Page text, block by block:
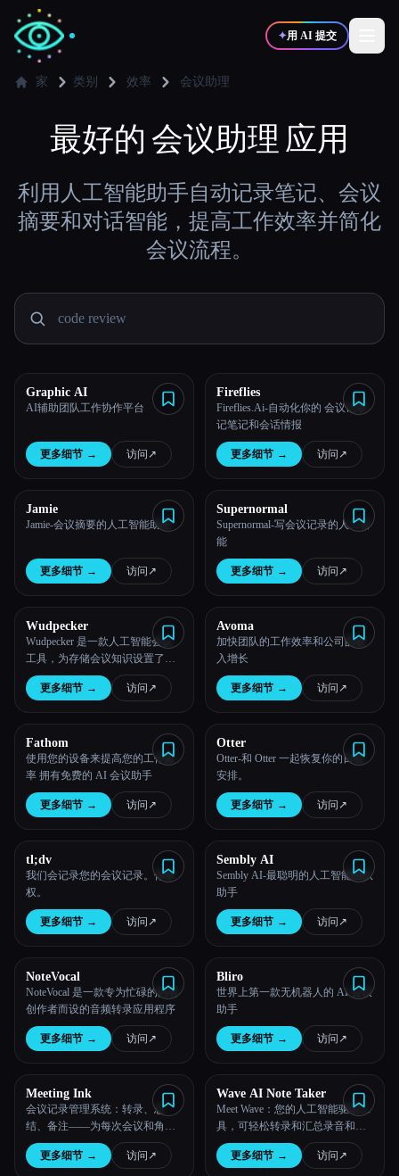
✦用 AI 提交
写作者 🎨设计师
💻开发者 📈营销
🎬创作者
博客
比较工具
家 类别 效率 会议助理
最好的 会议助理 应用
利用人工智能助手自动记录笔记、会议
摘要和对话智能，提高工作效率并简化
会议流程。
Graphic AI
AI辅助团队工作协作平台
更多细节 → 访问 ↗︎
Fireflies
Fireflies.Ai-自动化你的 会议记录-
记笔记和会话情报
更多细节 → 访问 ↗︎
Jamie
Jamie-会议摘要的人工智能助理
更多细节 → 访问 ↗︎
Supernormal
Supernormal-写会议记录的人工智
能
更多细节 → 访问 ↗︎
Wudpecker
Wudpecker 是一款人工智能会议
工具，为存储会议知识设置了新
的默认值。 从 Zoom、Google
Meet、Microsoft Teams 获取摘
更多细节 → 访问 ↗︎
Avoma
加快团队的工作效率和公司的收
入增长
更多细节 → 访问 ↗︎
Fathom
使用您的设备来提高您的工作效
率 拥有免费的 AI 会议助手
更多细节 → 访问 ↗︎
Otter
Otter-和 Otter 一起恢复你的日程
安排。
更多细节 → 访问 ↗︎
tl;dv
我们会记录您的会议记录。你掌
权。
更多细节 → 访问 ↗︎
Sembly AI
Sembly AI-最聪明的人工智能团队
助手
更多细节 → 访问 ↗︎
NoteVocal
NoteVocal 是一款专为忙碌的内容
创作者而设的音频转录应用程序
更多细节 → 访问 ↗︎
Bliro
世界上第一款无机器人的 AI 会议
助手
更多细节 → 访问 ↗︎
Meeting Ink
会议记录管理系统：转录、总
结、备注——为每次会议和角色
量身定制
更多细节 → 访问 ↗︎
Wave AI Note Taker
Meet Wave：您的人工智能驱动工
具，可轻松转录和汇总录音和通
话。
更多细节 → 访问 ↗︎